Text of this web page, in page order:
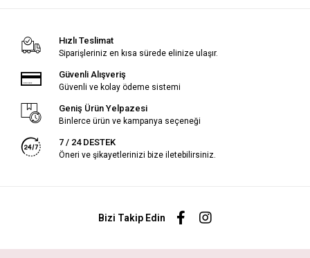
Hızlı Teslimat
Siparişleriniz en kısa sürede elinize ulaşır.
Güvenli Alışveriş
Güvenli ve kolay ödeme sistemi
Geniş Ürün Yelpazesi
Binlerce ürün ve kampanya seçeneği
7 / 24 DESTEK
Öneri ve şikayetlerinizi bize iletebilirsiniz.
Bizi Takip Edin